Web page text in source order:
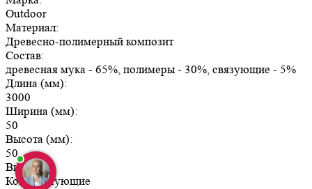
Outdoor
Материал:
Древесно-полимерный композит
Состав:
древесная мука - 65%, полимеры - 30%, связующие - 5%
Длина (мм):
3000
Ширина (мм):
50
Высота (мм):
50
Вид:
Комплектующие